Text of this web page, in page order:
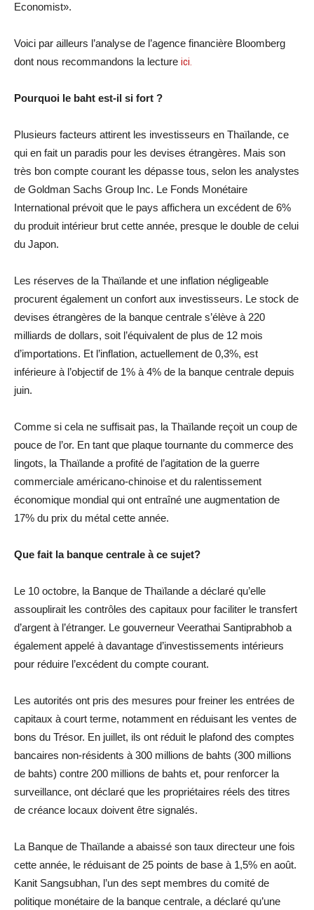
Economist».
Voici par ailleurs l’analyse de l’agence financière Bloomberg
dont nous recommandons la lecture ici.
Pourquoi le baht est-il si fort ?
Plusieurs facteurs attirent les investisseurs en Thaïlande, ce
qui en fait un paradis pour les devises étrangères. Mais son
très bon compte courant les dépasse tous, selon les analystes
de Goldman Sachs Group Inc. Le Fonds Monétaire
International prévoit que le pays affichera un excédent de 6%
du produit intérieur brut cette année, presque le double de celui
du Japon.
Les réserves de la Thaïlande et une inflation négligeable
procurent également un confort aux investisseurs. Le stock de
devises étrangères de la banque centrale s’élève à 220
milliards de dollars, soit l’équivalent de plus de 12 mois
d’importations. Et l’inflation, actuellement de 0,3%, est
inférieure à l’objectif de 1% à 4% de la banque centrale depuis
juin.
Comme si cela ne suffisait pas, la Thaïlande reçoit un coup de
pouce de l’or. En tant que plaque tournante du commerce des
lingots, la Thaïlande a profité de l’agitation de la guerre
commerciale américano-chinoise et du ralentissement
économique mondial qui ont entraîné une augmentation de
17% du prix du métal cette année.
Que fait la banque centrale à ce sujet?
Le 10 octobre, la Banque de Thaïlande a déclaré qu’elle
assouplirait les contrôles des capitaux pour faciliter le transfert
d’argent à l’étranger. Le gouverneur Veerathai Santiprabhob a
également appelé à davantage d’investissements intérieurs
pour réduire l’excédent du compte courant.
Les autorités ont pris des mesures pour freiner les entrées de
capitaux à court terme, notamment en réduisant les ventes de
bons du Trésor. En juillet, ils ont réduit le plafond des comptes
bancaires non-résidents à 300 millions de bahts (300 millions
de bahts) contre 200 millions de bahts et, pour renforcer la
surveillance, ont déclaré que les propriétaires réels des titres
de créance locaux doivent être signalés.
La Banque de Thaïlande a abaissé son taux directeur une fois
cette année, le réduisant de 25 points de base à 1,5% en août.
Kanit Sangsubhan, l’un des sept membres du comité de
politique monétaire de la banque centrale, a déclaré qu’une